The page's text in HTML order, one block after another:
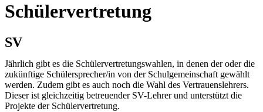
Schülervertretung
SV
Jährlich gibt es die Schülervertretungswahlen, in denen der oder die
zukünftige Schülersprecher/in von der Schulgemeinschaft gewählt
werden. Zudem gibt es auch noch die Wahl des Vertrauenslehrers.
Dieser ist gleichzeitig betreuender SV-Lehrer und unterstützt die
Projekte der Schülervertretung.